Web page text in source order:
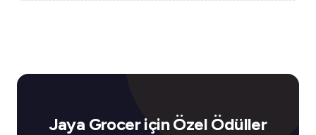
Jaya Grocer için Özel Ödüller